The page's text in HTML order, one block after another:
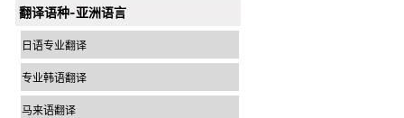
翻译语种-亚洲语言
日语专业翻译
专业韩语翻译
马来语翻译